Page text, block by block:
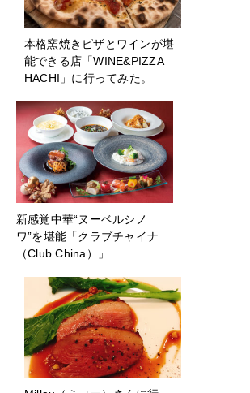
本格窯焼きピザとワインが堪
能できる店「WINE&PIZZA
HACHI」に行ってみた。
新感覚中華“ヌーベルシノ
ワ”を堪能「クラブチャイナ
（Club China）」